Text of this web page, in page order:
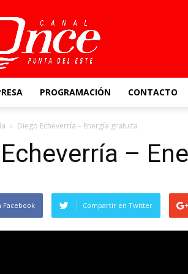
PROGRAMACIÓN CONTACTO
Diego Echeverría – Energía gratuita
–
Facebook Compartir en Twitter